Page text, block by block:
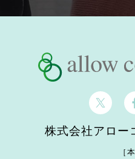
株式会社アロー
［